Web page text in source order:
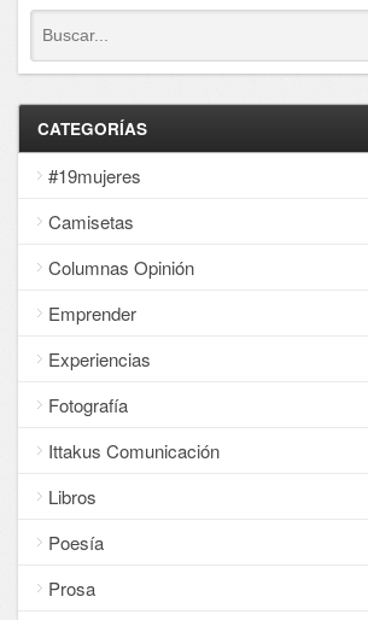
CATEGORÍAS
#19mujeres
Camisetas
Columnas Opinión
Emprender
Experiencias
Fotografía
Ittakus Comunicación
Libros
Poesía
Prosa